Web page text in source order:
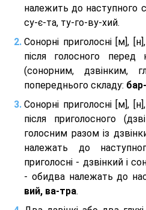
належить до наступного
су-є-та, ту-го-ву-хий.
Сонорні приголосні [м],
після голосного перед
(сонорним, дзвінким,
попереднього складу:
Сонорні приголосні [м],
після приголосного
голосним разом із
належать до
приголосні - дзвінкий і
- обидва належать до
вий, ва-тра.